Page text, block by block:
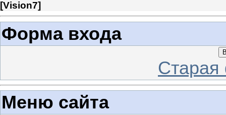
[Vision7]
Форма входа
Меню сайта